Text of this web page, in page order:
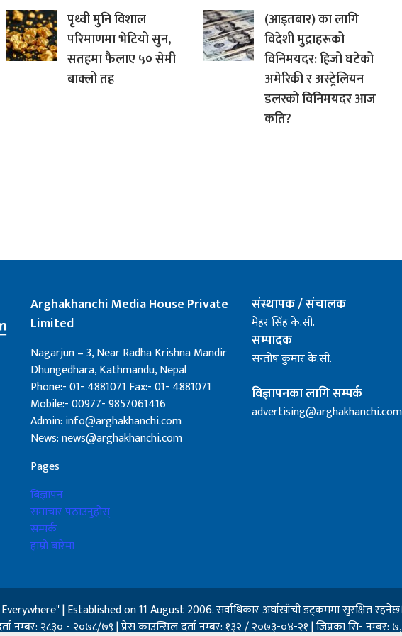
पृथ्वी मुनि विशाल
परिमाणमा भेटियो सुन,
सतहमा फैलाए ५० सेमी
बाक्लो तह
(आइतबार) का लागि
विदेशी मुद्राहरूको
विनिमयदर: हिजो घटेको
अमेरिकी र अस्ट्रेलियन
डलरको विनिमयदर आज
कति?
Arghakhanchi Media House Private
Limited
Nagarjun – 3, Near Radha Krishna Mandir
Dhungedhara, Kathmandu, Nepal
Phone:- 01- 4881071 Fax:- 01- 4881071
Mobile:- 00977- 9857061416
Admin: info@arghakhanchi.com
News: news@arghakhanchi.com
Pages
बिज्ञापन
समाचार पठाउनुहोस्
सम्पर्क
हाम्रो बारेमा
संस्थापक / संचालक
मेहर सिंह के.सी.
सम्पादक
सन्तोष कुमार के.सी.
विज्ञापनका लागि सम्पर्क
advertising@arghakhanchi.com
| Established on 11 August 2006. सर्वाधिकार अर्घाखाँची डट्कममा सुरक्षित रहनेछ।
नम्बर: २८३० - २०७८/७९ | प्रेस काउन्सिल दर्ता नम्बर: १३२ / २०७३-०४-२१ | जिप्रका सि- नम्बर: